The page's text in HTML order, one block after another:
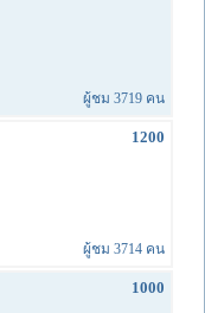
ผู้ชม 3719 คน
1200
ผู้ชม 3714 คน
1000